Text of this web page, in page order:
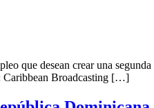
que desean crear una
Caribbean Broadcasting […]